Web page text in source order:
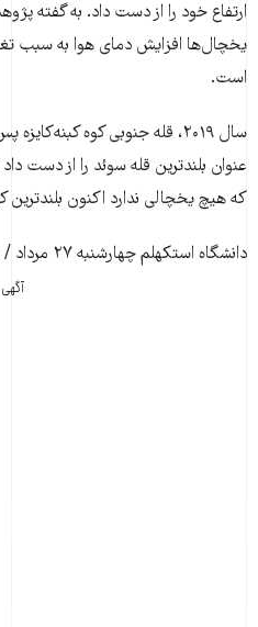
ارتفاع خود را از دست داد. به گفته
یخچال‌ها افزایش دمای هوا به سبب
است.
سال ۲۰۱۹، قله جنوبی کوه
عنوان بلندترین قله سوئد را از دست
که هیچ یخچالی ندارد اکنون بلندترین
دانشگاه استکهلم چهارشنبه ۲۷ مرداد / ۱۸ اوت در بیانیه‌ای نوشت:
آگهی